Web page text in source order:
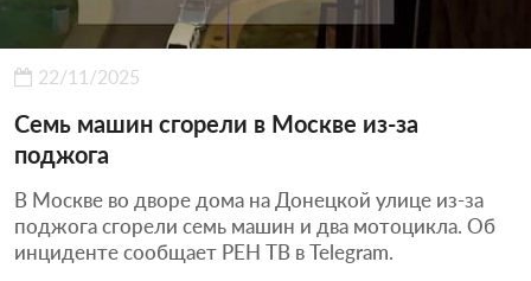
22/11/2025
Семь машин сгорели в Москве из-за
поджога
В Москве во дворе дома на Донецкой улице из-за
поджога сгорели семь машин и два мотоцикла. Об
инциденте сообщает РЕН ТВ в Telegram.